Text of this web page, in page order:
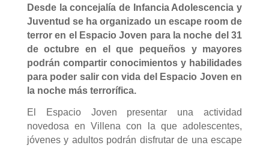
Desde la concejalía de Infancia Adolescencia y
Juventud se ha organizado un escape room de
terror en el Espacio Joven para la noche del 31
de octubre en el que pequeños y mayores
podrán compartir conocimientos y habilidades
para poder salir con vida del Espacio Joven en
la noche más terrorífica.
El Espacio Joven presentar una actividad
novedosa en Villena con la que adolescentes,
jóvenes y adultos podrán disfrutar de una escape